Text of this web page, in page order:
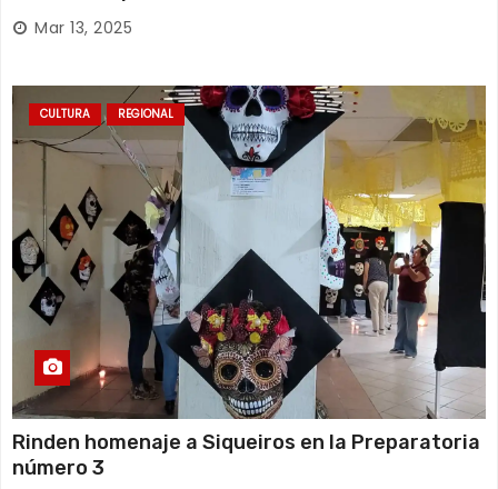
Mar 13, 2025
CULTURA REGIONAL
Rinden homenaje a Siqueiros en la Preparatoria
número 3